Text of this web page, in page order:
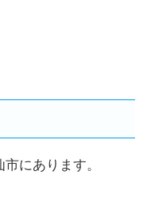
にあります。